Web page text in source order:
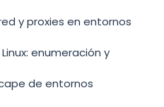
y proxies en entornos
enumeración y
de entornos